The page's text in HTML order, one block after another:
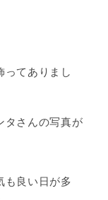
ってありまし
タさんの写真が
も良い日が多